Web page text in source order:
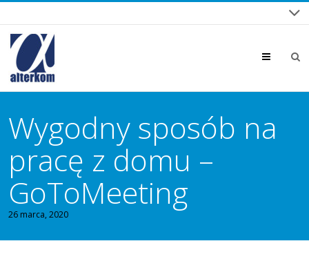
Menu
Wygodny sposób na
pracę z domu –
GoToMeeting
26 marca, 2020